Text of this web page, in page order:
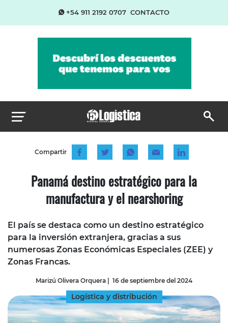
+54 911 2192 0707 CONTACTO
Compartir
Panamá destino estratégico para la
manufactura y el nearshoring
El país se destaca como un destino estratégico
para la inversión extranjera, gracias a sus
numerosas Zonas Económicas Especiales (ZEE) y
Zonas Francas.
Marizú Olivera Orquera | 16 de septiembre del 2024
Logística y distribución